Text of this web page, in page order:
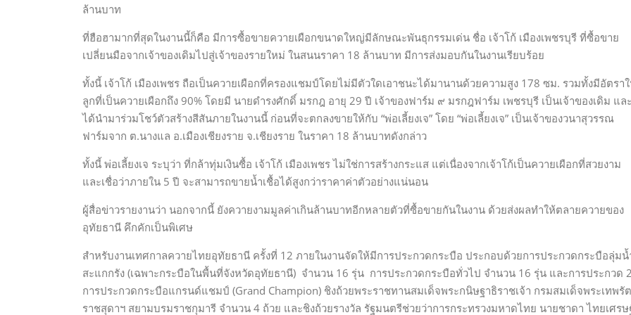
ล้านบาท
ที่ฮือฮามากที่สุดในงานนี้ก็คือ มีการซื้อขายควายเผือกขนาดใหญ่มีลักษณะพันธุกรรมเด่น ชื่อ เจ้าโก้ เมืองเพชรบุรี ที่ซื้อขาย
เปลี่ยนมือจากเจ้าของเดิมไปสู่เจ้าของรายใหม่ ในสนนราคา 18 ล้านบาท มีการส่งมอบกันในงานเรียบร้อย
ทั้งนี้ เจ้าโก้ เมืองเพชร ถือเป็นควายเผือกที่ครองแชมป์โดยไม่มีตัวใดเอาชนะได้มานานด้วยความสูง 178 ซม. รวมทั้งมีอัตรา
ลูกที่เป็นควายเผือกถึง 90% โดยมี นายดำรงศักดิ์ มรกฎ อายุ 29 ปี เจ้าของฟาร์ม ๙ มรกฎฟาร์ม เพชรบุรี เป็นเจ้าของเดิม และ
ได้นำมาร่วมโชว์ตัวสร้างสีสันภายในงานนี้ ก่อนที่จะตกลงขายให้กับ “พ่อเลี้ยงเจ” โดย “พ่อเลี้ยงเจ” เป็นเจ้าของวนาสุวรรณ
ฟาร์มจาก ต.นางแล อ.เมืองเชียงราย จ.เชียงราย ในราคา 18 ล้านบาทดังกล่าว
ทั้งนี้ พ่อเลี้ยงเจ ระบุว่า ที่กล้าทุ่มเงินซื้อ เจ้าโก้ เมืองเพชร ไม่ใช่การสร้างกระแส แต่เนื่องจากเจ้าโก้เป็นควายเผือกที่สวยงาม
และเชื่อว่าภายใน 5 ปี จะสามารถขายน้ำเชื้อได้สูงกว่าราคาค่าตัวอย่างแน่นอน
ผู้สื่อข่าวรายงานว่า นอกจากนี้ ยังควายงามมูลค่าเกินล้านบาทอีกหลายตัวที่ซื้อขายกันในงาน ด้วยส่งผลทำให้ตลายควายของ
อุทัยธานี คึกคักเป็นพิเศษ
สำหรับงานเทศกาลควายไทยอุทัยธานี ครั้งที่ 12 ภายในงานจัดให้มีการประกวดกระบือ ประกอบด้วยการประกวดกระบือลุ่มน้
สะแกกรัง (เฉพาะกระบือในพื้นที่จังหวัดอุทัยธานี) จำนวน 16 รุ่น การประกวดกระบือทั่วไป จำนวน 16 รุ่น และการประกวด 2
การประกวดกระบือแกรนด์แชมป์ (Grand Champion) ชิงถ้วยพระราชทานสมเด็จพระกนิษฐาธิราชเจ้า กรมสมเด็จพระเทพรั
ราชสุดาฯ สยามบรมราชกุมารี จำนวน 4 ถ้วย และชิงถ้วยรางวัล รัฐมนตรีช่วยว่าการกระทรวงมหาดไทย นายชาดา ไทยเศรษ